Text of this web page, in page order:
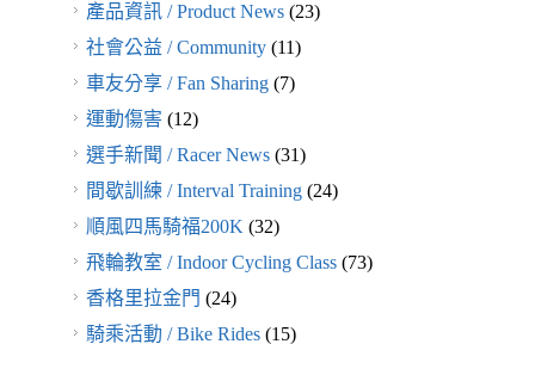
產品資訊 / Product News(23)
社會公益 / Community(11)
車友分享 / Fan Sharing(7)
運動傷害(12)
選手新聞 / Racer News(31)
間歇訓練 / Interval Training(24)
順風四馬騎福200K (32)
飛輪教室 / Indoor Cycling Class(73)
香格里拉金門 (24)
騎乘活動 / Bike Rides(15)